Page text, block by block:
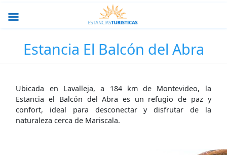
Estancia El Balcón del Abra
Ubicada en Lavalleja, a 184 km de Montevideo, la
Estancia el Balcón del Abra es un refugio de paz y
confort, ideal para desconectar y disfrutar de la
naturaleza cerca de Mariscala.